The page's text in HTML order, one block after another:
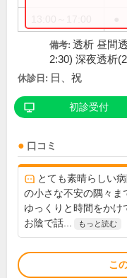
備考: 透析 昼間
2:30) 深夜透析
休診日: 日、祝
初診受付
口コミ
とても素晴らしい
の小さな不安の隅々ま
ゆっくりと時間をかけ
お陰で話...
もっと読む
こ